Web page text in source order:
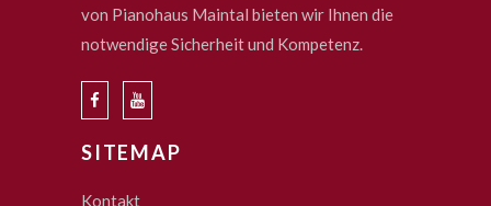
von Pianohaus Maintal bieten wir Ihnen die
notwendige Sicherheit und Kompetenz.
SITEMAP
Kontakt